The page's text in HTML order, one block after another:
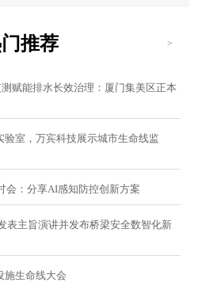
推荐 >
赋能排水长效治理：厦门集美区正本
室，万宾科技展示城市生命线监
会：分享AI感知防控创新方案
表主旨演讲并发布桥梁安全数智化新
施生命线大会